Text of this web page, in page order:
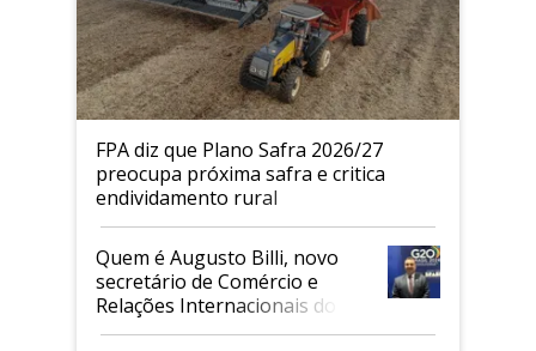
FPA diz que Plano Safra 2026/27
preocupa próxima safra e critica
endividamento rural
Quem é Augusto Billi, novo
secretário de Comércio e
Relações Internacionais do
Mapa